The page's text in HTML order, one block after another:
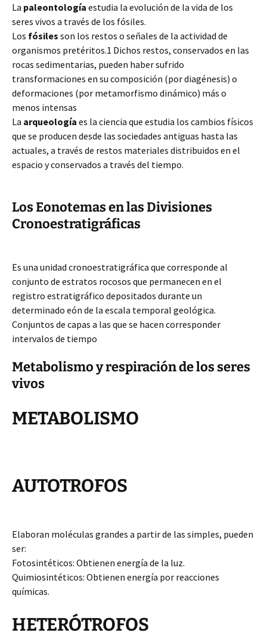
La paleontología estudia la evolución de la vida de los
seres vivos a través de los fósiles.
Los fósiles son los restos o señales de la actividad de
organismos pretéritos.1 Dichos restos, conservados en las
rocas sedimentarias, pueden haber sufrido
transformaciones en su composición (por diagénesis) o
deformaciones (por metamorfismo dinámico) más o
menos intensas
La arqueología es la ciencia que estudia los cambios físicos
que se producen desde las sociedades antiguas hasta las
actuales, a través de restos materiales distribuidos en el
espacio y conservados a través del tiempo.
Los Eonotemas en las Divisiones
Cronoestratigráficas
Es una unidad cronoestratigráfica que corresponde al
conjunto de estratos rocosos que permanecen en el
registro estratigráfico depositados durante un
determinado eón de la escala temporal geológica.
Conjuntos de capas a las que se hacen corresponder
intervalos de tiempo
Metabolismo y respiración de los seres
vivos
METABOLISMO
AUTOTROFOS
Elaboran moléculas grandes a partir de las simples, pueden
ser:
Fotosintéticos: Obtienen energía de la luz.
Quimiosintéticos: Obtienen energía por reacciones
químicas.
HETERÓTROFOS